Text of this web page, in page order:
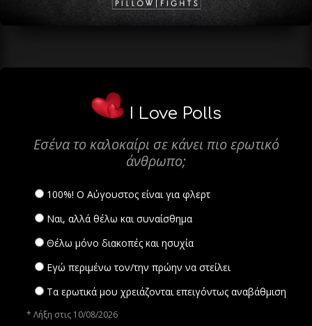
I Love Polls
Εσένα το καλοκαίρι σε κάνει πιο ερωτικό
άνθρωπο;
100%! Ο Αύγουστος είναι για φλερτ
Ναι, αλλά θέλω και συναίσθημα
Θέλω μόνο διακοπές και ησυχία
Εγώ περιμένω τον/την πρώην να στείλει
Τα ερωτικά μου χρειάζονται επειγόντως αναβάθμιση
* Λήξη στις 10/08/2026